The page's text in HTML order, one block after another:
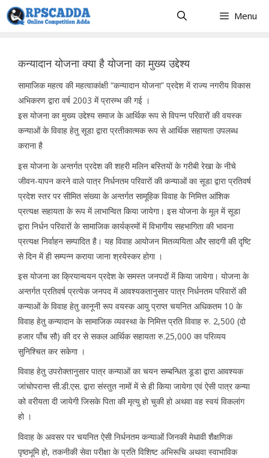
Skip
to
Menu
कन्यादान योजना क्या है योजना का मुख्य उद्देश्य
सामाजिक महत्व की महत्वाकांक्षी “कन्यादान योजना” प्रदेश में राज्य नगरीय विकास
अभिकरण द्वारा वर्ष 2003 में प्रारम्भ की गई ।
इस योजना का मुख्य उद्देश्य समाज के आर्थिक रूप से विपन्न परिवारों की वयस्क
कन्याओं के विवाह हेतु सूडा द्वारा प्रतीकात्मक रूप से आर्थिक सहायता उपलब्ध
कराना है
इस योजना के अन्तर्गत प्रदेश की शहरी मलिन बस्तियों के गरीबी रेखा के नीचे
जीवन-यापन करने वाले पात्र निर्धनतम परिवारों की कन्याओं का सूडा द्वारा प्रतिवर्ष
प्रदेश स्तर पर सीमित संख्या के अन्तर्गत सामूहिक विवाह के निमित्त आंशिक
प्रत्यक्ष सहायता के रूप में लाभान्वित किया जायेगा। इस योजना के मूल में सूडा
द्वारा निर्धन परिवारों के सामाजिक कार्यक्रमों में विभागीय सहभागिता की भावना
प्रत्यक्ष निर्वाहन सम्पादित है। यह विवाह आयोजन मितव्ययिता और सादगी की दृष्टि
से दिन में ही सम्पन्न कराया जाना श्रयेस्कर होगा ।
इस योजना का क्रियान्वयन प्रदेश के समस्त जनपदों में किया जायेगा। योजना के
अन्तर्गत प्रतिवर्ष प्रत्येक जनपद में आवश्यकतानुसार पात्र निर्धनतम परिवारों की
कन्याओं के विवाह हेतु कानूनी रूप वयस्क आयु प्राप्त चयनित अधिकतम 10 के
विवाह हेतु कन्यादान के सामाजिक व्यवस्था के निमित्त प्रति विवाह रु. 2,500 (दो
हजार पाँच सौ) की दर से सकल आर्थिक सहायता रु.25,000 का परिव्यय
सुनिश्चित कर सकेगा ।
विवाह हेतु उपरोक्तानुसार पात्र कन्याओं का चयन सम्बन्धित डूडा द्वारा आवश्यक
जांचोपरान्त सी.डी.एस. द्वारा संस्तुत नामों में से ही किया जायेगा एवं ऐसी पात्र कन्या
को वरीयता दी जायेगी जिसके पिता की मृत्यु हो चुकी हो अथवा वह स्वयं विकलांग
हो ।
विवाह के अवसर पर चयनित ऐसी निर्धनतम कन्याओं जिनकी मेधावी शैक्षणिक
पृष्ठभूमि हो, तकनीकी सेवा परीक्षा के प्रति विशिष्ट अभिरूचि अथवा स्वाभाविक